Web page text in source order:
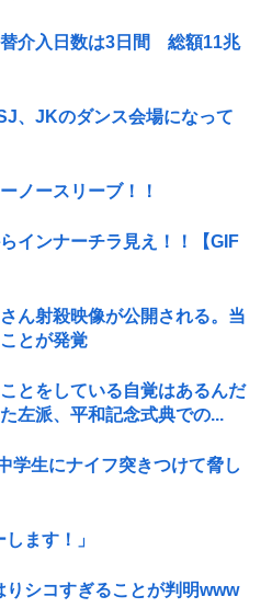
介入日数は3日間 総額11兆
、JKのダンス会場になって
ノースリーブ！！
インナーチラ見え！！【GIF
ん射殺映像が公開される。当
とが発覚
とをしている自覚はあるんだ
左派、平和記念式典での...
学生にナイフ突きつけて脅し
ます！」
りシコすぎることが判明www